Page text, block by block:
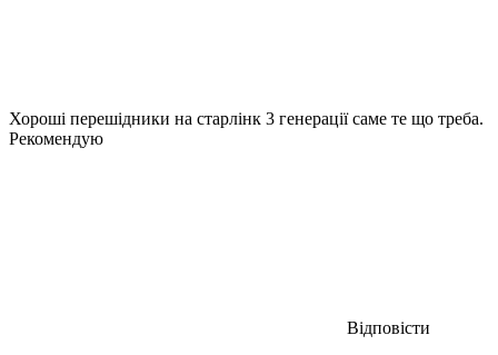
Хороші перешідники на старлінк 3 генерації саме те що треба.
Рекомендую
Відповісти